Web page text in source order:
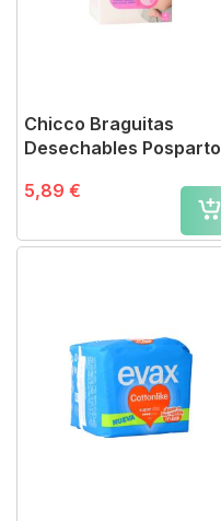
Chicco Braguitas
Desechables Posparto
5,89 €